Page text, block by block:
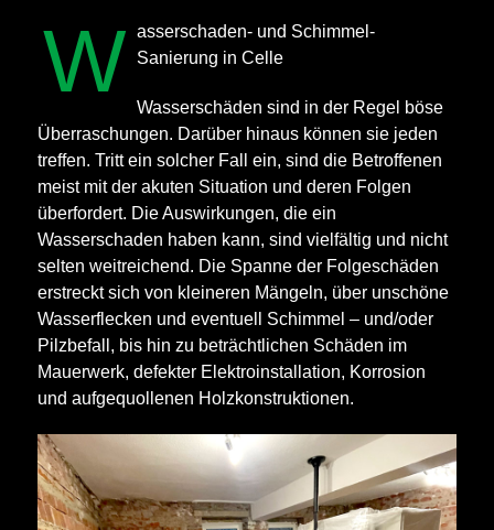
W asserschaden- und Schimmel-
Sanierung in Celle
Wasserschäden sind in der Regel böse
Überraschungen. Darüber hinaus können sie jeden
treffen. Tritt ein solcher Fall ein, sind die Betroffenen
meist mit der akuten Situation und deren Folgen
überfordert. Die Auswirkungen, die ein
Wasserschaden haben kann, sind vielfältig und nicht
selten weitreichend. Die Spanne der Folgeschäden
erstreckt sich von kleineren Mängeln, über unschöne
Wasserflecken und eventuell Schimmel – und/oder
Pilzbefall, bis hin zu beträchtlichen Schäden im
Mauerwerk, defekter Elektroinstallation, Korrosion
und aufgequollenen Holzkonstruktionen.